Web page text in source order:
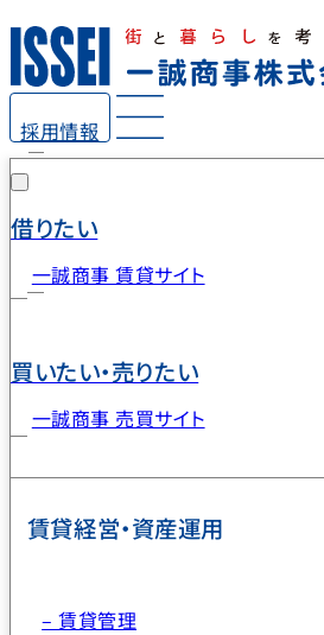
採用情報
借りたい
一誠商事 賃貸サイト
買いたい・売りたい
一誠商事 売買サイト
賃貸経営・資産運用
– 賃貸管理